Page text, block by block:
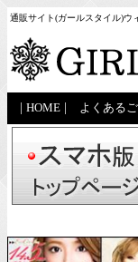
通販サイト(ガールスタイル)ウ
HOME よくある